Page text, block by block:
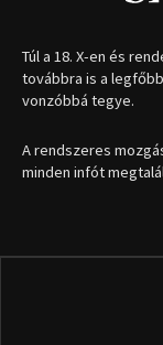
Túl a 18. X-en és
továbbra is a
vonzóbbá tegye.
A rendszeres
minden infót